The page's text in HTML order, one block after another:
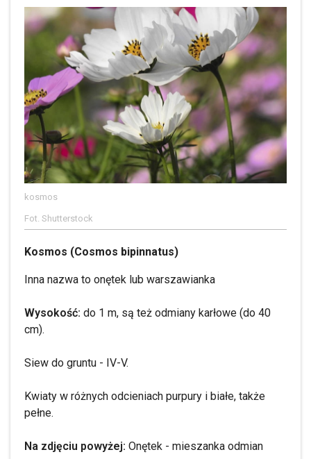
kosmos
Fot. Shutterstock
Kosmos (Cosmos bipinnatus)
Inna nazwa to onętek lub warszawianka
Wysokość: do 1 m, są też odmiany karłowe (do 40
cm).
Siew do gruntu - IV-V.
Kwiaty w różnych odcieniach purpury i białe, także
pełne.
Na zdjęciu powyżej: Onętek - mieszanka odmian